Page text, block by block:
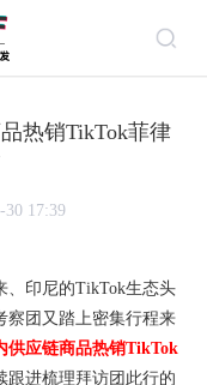
热销TikTok菲律
17:39
、印尼的TikTok生态头
察团又踏上密集行程来
供应链商品热销TikTok
跟进梳理拜访团此行的